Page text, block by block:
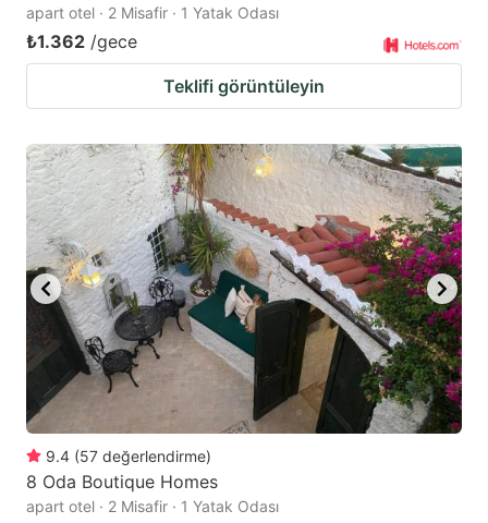
apart otel · 2 Misafir · 1 Yatak Odası
₺1.362 /gece
Teklifi görüntüleyin
9.4 (57 değerlendirme)
8 Oda Boutique Homes
apart otel · 2 Misafir · 1 Yatak Odası